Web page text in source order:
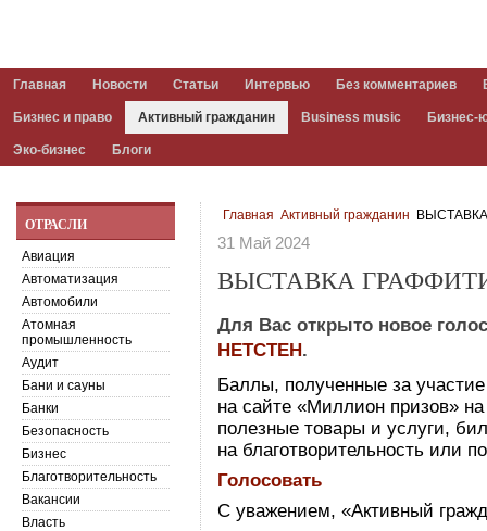
Главная Новости Статьи Интервью Без комментариев
Бизнес и право Активный гражданин Business music Бизнес-
Эко-бизнес Блоги
Главная Активный гражданин
31 Май 2024
ВЫСТАВКА
Для Вас открыто новое
НЕТСТЕН.
Баллы, полученные за
на сайте «Миллион призов»
полезные товары и услуги,
на благотворительность или
Голосовать
С уважением, «Активный
ОТРАСЛИ
Авиация
Автоматизация
Автомобили
Атомная
промышленность
Аудит
Бани и сауны
Банки
Безопасность
Бизнес
Благотворительность
Вакансии
Власть